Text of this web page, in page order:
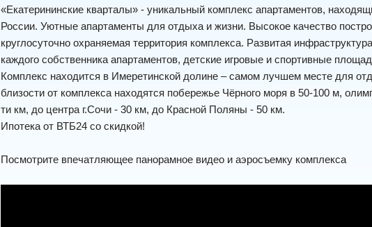
«Екатерининские кварталы» - уникальный комплекс апартаментов,
России. Уютные апартаменты для отдыха и жизни. Высокое качество
круглосуточно охраняемая территория комплекса. Развитая
каждого собственника апартаментов, детские игровые и спортивные
Комплекс находится в Имеретинской долине – самом лучшем месте для
близости от комплекса находятся побережье Чёрного моря в 50-100 м,
ти км, до центра г.Сочи - 30 км, до Красной Поляны - 50 км.
Ипотека от ВТБ24 со скидкой!
Посмотрите впечатляющее панорамное видео и аэросъемку комплекса